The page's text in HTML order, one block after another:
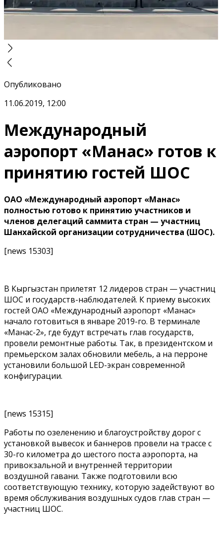
Опубликовано
11.06.2019, 12:00
Международный
аэропорт «Манас» готов к
принятию гостей ШОС
ОАО «Международный аэропорт «Манас»
полностью готово к принятию участников и
членов делегаций саммита стран — участниц
Шанхайской организации сотрудничества (ШОС).
[news 15303]
В Кыргызстан прилетят 12 лидеров стран — участниц
ШОС и государств-наблюдателей. К приему высоких
гостей ОАО «Международный аэропорт «Манас»
начало готовиться в январе 2019-го. В терминале
«Манас-2», где будут встречать глав государств,
провели ремонтные работы. Так, в президентском и
премьерском залах обновили мебель, а на перроне
установили большой LED-экран современной
конфигурации.
[news 15315]
Работы по озеленению и благоустройству дорог с
установкой вывесок и баннеров провели на трассе с
30-го километра до шестого поста аэропорта, на
привокзальной и внутренней территории
воздушной гавани. Также подготовили всю
соответствующую технику, которую задействуют во
время обслуживания воздушных судов глав стран —
участниц ШОС.